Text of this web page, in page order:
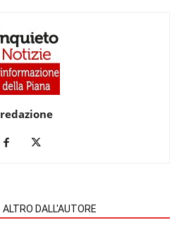
redazione
ALTRO DALL'AUTORE